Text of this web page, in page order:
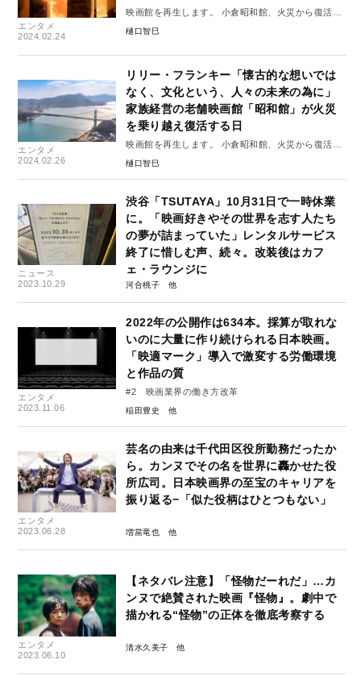
エンタメ
2024.02.24
映画館を再生します。 小倉昭和館、火災から復活ま
での477日 #1
樋口智巳
エンタメ
2024.02.26
リリー・フランキー「懐古的な想いでは
なく、文化という、人々の未来の為に」
家族経営の老舗映画館「昭和館」が火災
を乗り越え復活する日
映画館を再生します。 小倉昭和館、火災から復活ま
での477日 #3
樋口智巳
ニュース
2023.10.29
渋谷「TSUTAYA」10月31日で一時休業
に。「映画好きやその世界を志す人たち
の夢が詰まっていた」レンタルサービス
終了に惜しむ声、続々。改装後はカフ
ェ・ラウンジに
河合桃子
エンタメ
2023.11.06
2022年の公開作は634本。採算が取れな
いのに大量に作り続けられる日本映画。
「映適マーク」導入で激変する労働環境
と作品の質
#2 映画業界の働き方改革
稲田豊史
エンタメ
2023.06.28
芸名の由来は千代田区役所勤務だったか
ら。カンヌでその名を世界に轟かせた役
所広司。日本映画界の至宝のキャリアを
振り返る−「似た役柄はひとつもない」
増當竜也
エンタメ
2023.06.10
【ネタバレ注意】「怪物だーれだ」…カ
ンヌで絶賛された映画『怪物』。劇中で
描かれる“怪物”の正体を徹底考察する
清水久美子